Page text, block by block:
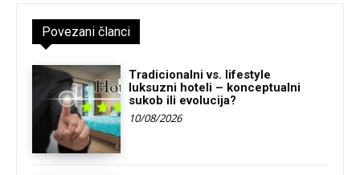
Povezani članci
Tradicionalni vs. lifestyle
luksuzni hoteli – konceptualni
sukob ili evolucija?
10/08/2026